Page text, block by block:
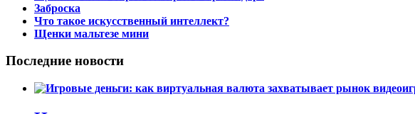
Заброска
Что такое искусственный интеллект?
Щенки мальтезе мини
Последние новости